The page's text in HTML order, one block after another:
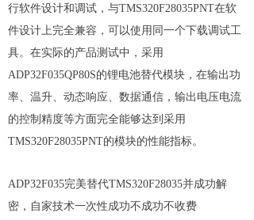
行软件设计和调试，与TMS320F28035PNT在软
件设计上完全兼容，可以使用同一个下载调试工
具。在实际的产品测试中，采用
ADP32F035QP80S的锂电池替代模块，在输出功
率、温升、动态响应、数据通信，输出电压电流
的控制精度等方面完全能够达到 采用
TMS320F28035PNT的模块的性能指标。
ADP32F035完美替代TMS320F28035并成功解
密，自家技术一次性成功不成功不收费